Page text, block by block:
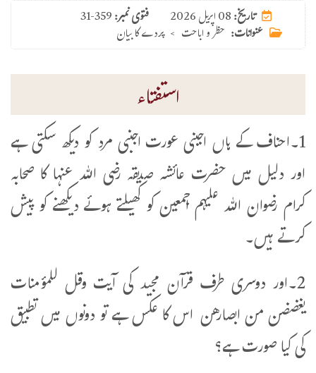
فتوی نمبر:31-359 تاریخ:08 اپریل 2026
عنوانات: حظر و اباحت > پردے کا بیان
استفتاء
1۔احناف کے ہاں اجبنی عورت اجنبی مرد کو دیکھ سکتی ہے
اور دلیل میں حضرت عائشہ صدیقہ رضی اللہ عنہا کا صحابہ
کرام رضوان اللہ علیہم اجمعین کو کھیلتے ہوئے دیکھنے کو پیش
کرتے ہیں۔
2۔اور دوسری طرف قرآن مجید کی آیت وقل للمؤمنات
یغضضن من ابصارهن اس کا عکس ہے تو دونوں میں تطبیق
کی کیا صورت ہے؟